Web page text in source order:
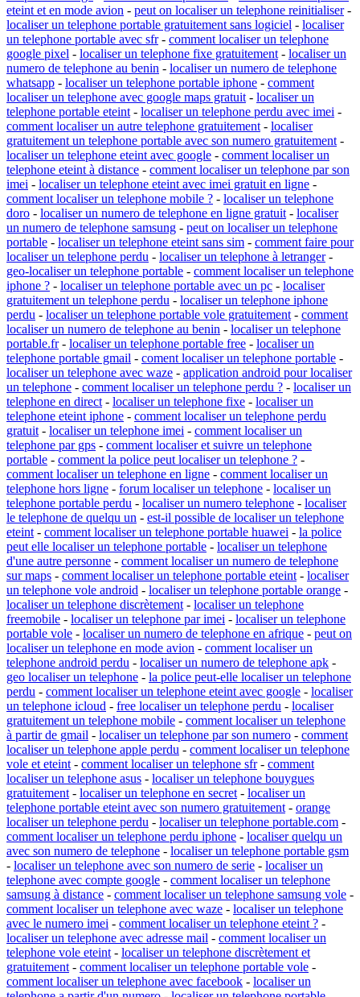
eteint et en mode avion - peut on localiser un telephone reinitialiser-
localiser un telephone portable gratuitement sans logiciel - localiser
un telephone portable avec sfr- comment localiser un telephone
google pixel - localiser un telephone fixe gratuitement - localiser un
numero de telephone au benin - localiser un numero de telephone
whatsapp - localiser un telephone portable iphone - comment
localiser un telephone avec google maps gratuit - localiser un
telephone portable eteint - localiser un telephone perdu avec imei -
comment localiser un autre telephone gratuitement - localiser
gratuitement un telephone portable avec son numero gratuitement -
localiser un telephone eteint avec google - comment localiser un
telephone eteint à distance - comment localiser un telephone par son
imei - localiser un telephone eteint avec imei gratuit en ligne -
comment localiser un telephone mobile ? - localiser un telephone
doro - localiser un numero de telephone en ligne gratuit - localiser
un numero de telephone samsung - peut on localiser un telephone
portable - localiser un telephone eteint sans sim - comment faire pour
localiser un telephone perdu - localiser un telephone à letranger-
geo-localiser un telephone portable - comment localiser un telephone
iphone ? - localiser un telephone portable avec un pc - localiser
gratuitement un telephone perdu - localiser un telephone iphone
perdu - localiser un telephone portable vole gratuitement - comment
localiser un numero de telephone au benin - localiser un telephone
portable.fr- localiser un telephone portable free - localiser un
telephone portable gmail - coment localiser un telephone portable -
localiser un telephone avec waze - application android pour localiser
un telephone - comment localiser un telephone perdu ? - localiser un
telephone en direct - localiser un telephone fixe - localiser un
telephone eteint iphone - comment localiser un telephone perdu
gratuit - localiser un telephone imei - comment localiser un
telephone par gps - comment localiser et suivre un telephone
portable - comment la police peut localiser un telephone ? -
comment localiser un telephone en ligne - comment localiser un
telephone hors ligne - forum localiser un telephone - localiser un
telephone portable perdu - localiser un numero telephone - localiser
le telephone de quelqu un - est-il possible de localiser un telephone
eteint - comment localiser un telephone portable huawei - la police
peut elle localiser un telephone portable - localiser un telephone
d'une autre personne - comment localiser un numero de telephone
sur maps - comment localiser un telephone portable eteint - localiser
un telephone vole android - localiser un telephone portable orange -
localiser un telephone discrètement - localiser un telephone
freemobile - localiser un telephone par imei - localiser un telephone
portable vole - localiser un numero de telephone en afrique - peut on
localiser un telephone en mode avion - comment localiser un
telephone android perdu - localiser un numero de telephone apk -
geo localiser un telephone - la police peut-elle localiser un telephone
perdu - comment localiser un telephone eteint avec google - localiser
un telephone icloud - free localiser un telephone perdu - localiser
gratuitement un telephone mobile - comment localiser un telephone
à partir de gmail - localiser un telephone par son numero - comment
localiser un telephone apple perdu - comment localiser un telephone
vole et eteint - comment localiser un telephone sfr- comment
localiser un telephone asus - localiser un telephone bouygues
gratuitement - localiser un telephone en secret - localiser un
telephone portable eteint avec son numero gratuitement - orange
localiser un telephone perdu - localiser un telephone portable.com -
comment localiser un telephone perdu iphone - localiser quelqu un
avec son numero de telephone - localiser un telephone portable gsm
- localiser un telephone avec son numero de serie - localiser un
telephone avec compte google - comment localiser un telephone
samsung à distance - comment localiser un telephone samsung vole -
comment localiser un telephone avec waze - localiser un telephone
avec le numero imei - comment localiser un telephone eteint ? -
localiser un telephone avec adresse mail - comment localiser un
telephone vole eteint - localiser un telephone discrètement et
gratuitement - comment localiser un telephone portable vole -
comment localiser un telephone avec facebook - localiser un